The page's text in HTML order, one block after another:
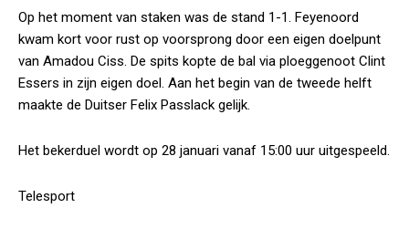
Op het moment van staken was de stand 1-1. Feyenoord
kwam kort voor rust op voorsprong door een eigen doelpunt
van Amadou Ciss. De spits kopte de bal via ploeggenoot Clint
Essers in zijn eigen doel. Aan het begin van de tweede helft
maakte de Duitser Felix Passlack gelijk.
Het bekerduel wordt op 28 januari vanaf 15:00 uur uitgespeeld.
Telesport